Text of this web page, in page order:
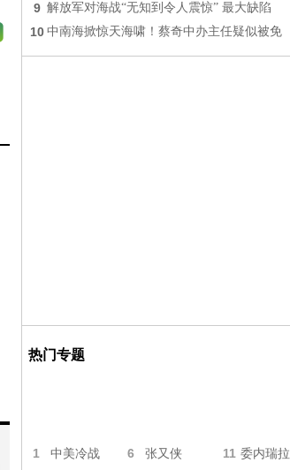
9 解放军对海战“无知到令人震惊” 最大缺陷
10 中南海掀惊天海啸！蔡奇中办主任疑似被免
热门专题
1 中美冷战 6 张又侠 11 委内瑞拉